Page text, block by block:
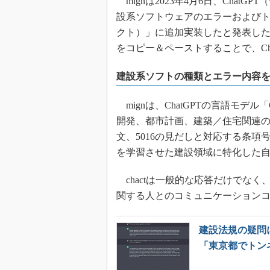
設系ソフトウェアのエラーおよび
クト）」に追加実装したと発表し
をコピー＆ペーストすることで、
建設系ソフトの種類とエラー内容
mignは、ChatGPTの言語モデル
開発、都市計画、建築／住宅関連
文、5016の見だしと対応する条項
を学習させた建設領域に特化した
chactは一般的な応答だけでなく
関する人とのコミュニケーション
建設法規の疑
「東京都でト